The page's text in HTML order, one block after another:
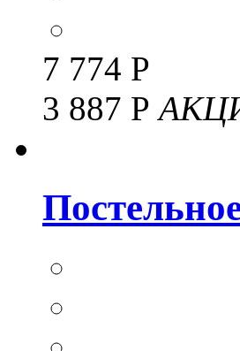
7 774 Р
3 887 Р